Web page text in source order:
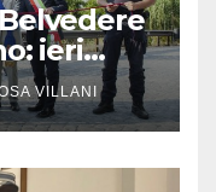
ieri
VILLANI